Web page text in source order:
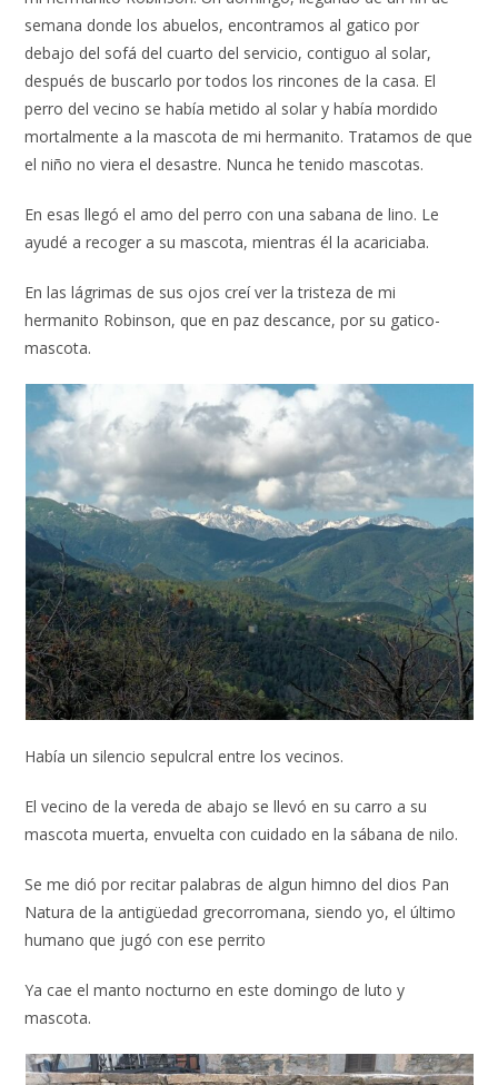
semana donde los abuelos, encontramos al gatico por
debajo del sofá del cuarto del servicio, contiguo al solar,
después de buscarlo por todos los rincones de la casa. El
perro del vecino se había metido al solar y había mordido
mortalmente a la mascota de mi hermanito. Tratamos de que
el niño no viera el desastre. Nunca he tenido mascotas.
En esas llegó el amo del perro con una sabana de lino. Le
ayudé a recoger a su mascota, mientras él la acariciaba.
En las lágrimas de sus ojos creí ver la tristeza de mi
hermanito Robinson, que en paz descance, por su gatico-
mascota.
Había un silencio sepulcral entre los vecinos.
El vecino de la vereda de abajo se llevó en su carro a su
mascota muerta, envuelta con cuidado en la sábana de nilo.
Se me dió por recitar palabras de algun himno del dios Pan
Natura de la antigüedad grecorromana, siendo yo, el último
humano que jugó con ese perrito
Ya cae el manto nocturno en este domingo de luto y
mascota.